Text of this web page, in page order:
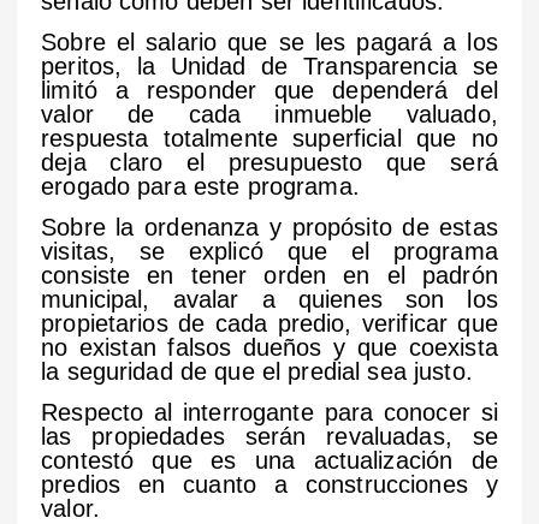
Sobre el salario que se les pagará a los
peritos, la Unidad de Transparencia se
limitó a responder que dependerá del
valor de cada inmueble valuado,
respuesta totalmente superficial que no
deja claro el presupuesto que será
erogado para este programa.
Sobre la ordenanza y propósito de estas
visitas, se explicó que el programa
consiste en tener orden en el padrón
municipal, avalar a quienes son los
propietarios de cada predio, verificar que
no existan falsos dueños y que coexista
la seguridad de que el predial sea justo.
Respecto al interrogante para conocer si
las propiedades serán revaluadas, se
contestó que es una actualización de
predios en cuanto a construcciones y
valor.